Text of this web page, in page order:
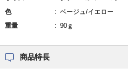
色
ベージュ/イエロー
重量
90ｇ
商品特長